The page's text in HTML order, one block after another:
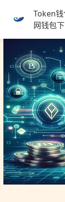
Token
网钱包